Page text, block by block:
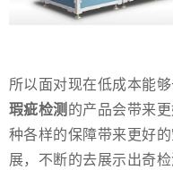
所以面对现在低成本能
瑕疵检测 的产品会带来
种各样的保障带来更好
展，不断的去展示出奇